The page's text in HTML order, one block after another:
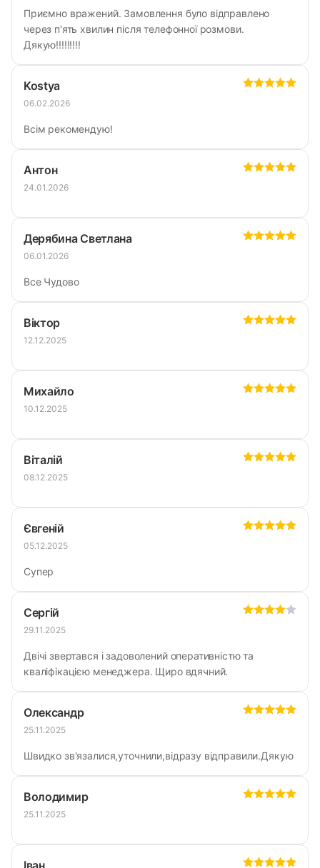
Приємно вражений. Замовлення було відправлено
через п'ять хвилин після телефонної розмови.
Дякую!!!!!!!!!
Kostya
06.02.2026
Всім рекомендую!
Антон
24.01.2026
Дерябина Светлана
06.01.2026
Все Чудово
Віктор
12.12.2025
Михайло
10.12.2025
Віталій
08.12.2025
Євгеній
05.12.2025
Супер
Сергій
29.11.2025
Двічі звертався і задоволений оперативністю та
кваліфікацією менеджера. Щиро вдячний.
Олександр
25.11.2025
Швидко зв'язалися,уточнили,відразу відправили.Дякую
Володимир
25.11.2025
Іван